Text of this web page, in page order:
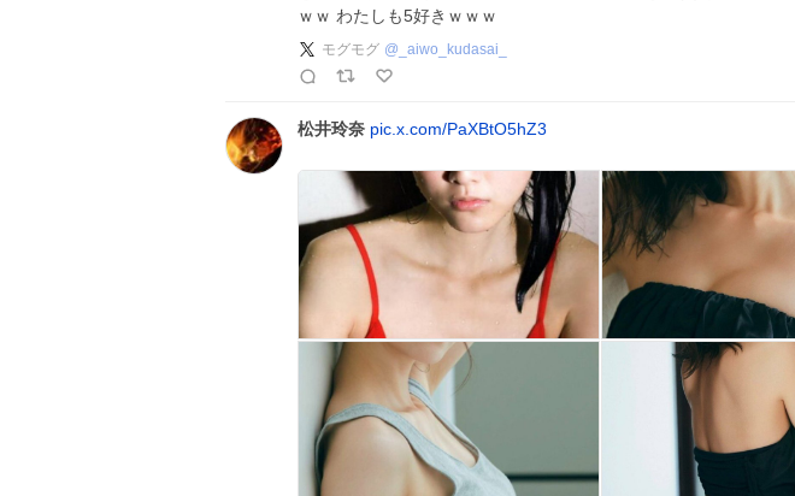
ｗｗ わたしも5好きｗｗｗ
モグモグ @ _aiwo_kudasai_
松井玲奈 pic.x.com/PaXBtO5hZ3